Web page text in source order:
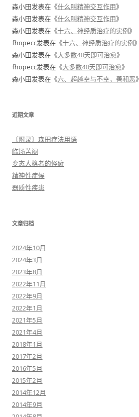
森小田发表在《什么叫精神交互作用》
森小田发表在《什么叫精神交互作用》
森小田发表在《十六、神经质治疗的实例》
fhopecc发表在《十六、神经质治疗的实例》
森小田发表在《大多数40天即可治愈》
fhopecc发表在《大多数40天即可治愈》
森小田发表在《六、超越幸与不幸，善和恶》
近期文章
〔附录〕森田疗法用语
临场苦闷
变态人格者的怪癖
精神性症候
器质性疾患
文章归档
2024年10月
2024年3月
2023年8月
2022年11月
2022年9月
2022年1月
2021年5月
2021年4月
2018年1月
2017年2月
2016年5月
2015年2月
2014年12月
2014年9月